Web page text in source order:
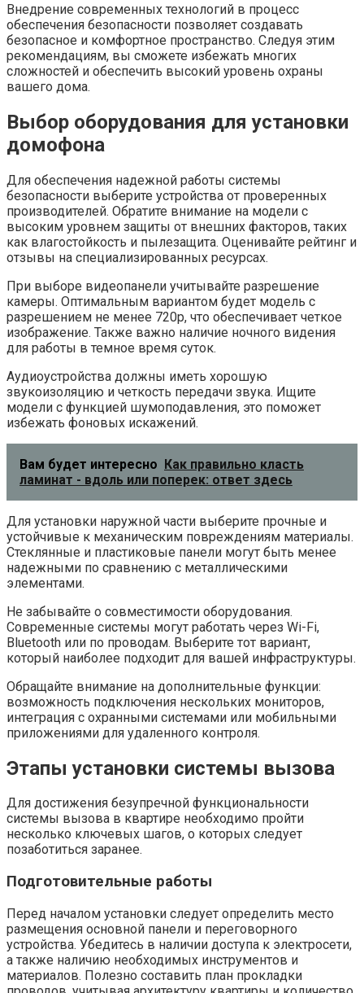
Внедрение современных технологий в процесс
обеспечения безопасности позволяет создавать
безопасное и комфортное пространство. Следуя этим
рекомендациям, вы сможете избежать многих
сложностей и обеспечить высокий уровень охраны
вашего дома.
Выбор оборудования для установки
домофона
Для обеспечения надежной работы системы
безопасности выберите устройства от проверенных
производителей. Обратите внимание на модели с
высоким уровнем защиты от внешних факторов, таких
как влагостойкость и пылезащита. Оценивайте рейтинг и
отзывы на специализированных ресурсах.
При выборе видеопанели учитывайте разрешение
камеры. Оптимальным вариантом будет модель с
разрешением не менее 720p, что обеспечивает четкое
изображение. Также важно наличие ночного видения
для работы в темное время суток.
Аудиоустройства должны иметь хорошую
звукоизоляцию и четкость передачи звука. Ищите
модели с функцией шумоподавления, это поможет
избежать фоновых искажений.
Вам будет интересно Как правильно класть
ламинат - вдоль или поперек: ответ здесь
Для установки наружной части выберите прочные и
устойчивые к механическим повреждениям материалы.
Стеклянные и пластиковые панели могут быть менее
надежными по сравнению с металлическими
элементами.
Не забывайте о совместимости оборудования.
Современные системы могут работать через Wi-Fi,
Bluetooth или по проводам. Выберите тот вариант,
который наиболее подходит для вашей инфраструктуры.
Обращайте внимание на дополнительные функции:
возможность подключения нескольких мониторов,
интеграция с охранными системами или мобильными
приложениями для удаленного контроля.
Этапы установки системы вызова
Для достижения безупречной функциональности
системы вызова в квартире необходимо пройти
несколько ключевых шагов, о которых следует
позаботиться заранее.
Подготовительные работы
Перед началом установки следует определить место
размещения основной панели и переговорного
устройства. Убедитесь в наличии доступа к электросети,
а также наличию необходимых инструментов и
материалов. Полезно составить план прокладки